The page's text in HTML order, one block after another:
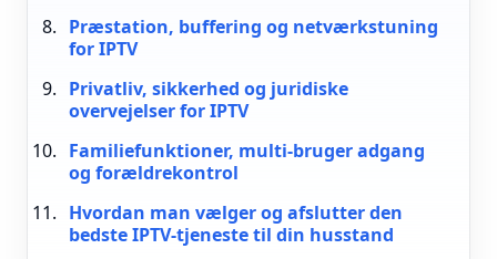
Præstation, buffering og netværkstuning
for IPTV
Privatliv, sikkerhed og juridiske
overvejelser for IPTV
Familiefunktioner, multi-bruger adgang
og forældrekontrol
Hvordan man vælger og afslutter den
bedste IPTV-tjeneste til din husstand